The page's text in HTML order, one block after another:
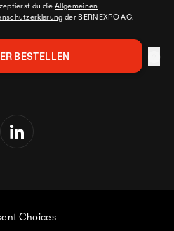
du dieAllgemeinen
der BERNEXPO AG.
Choices